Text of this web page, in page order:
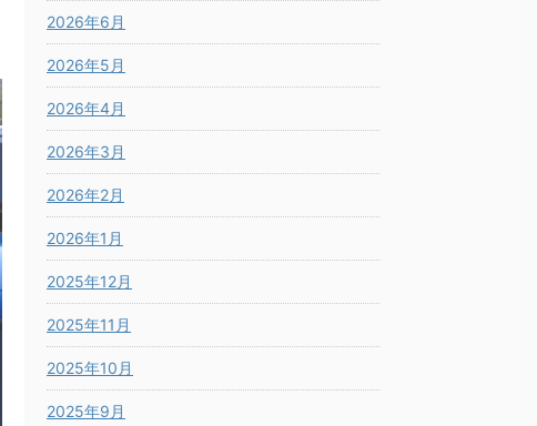
2026年6月
2026年5月
2026年4月
2026年3月
2026年2月
2026年1月
2025年12月
2025年11月
2025年10月
2025年9月